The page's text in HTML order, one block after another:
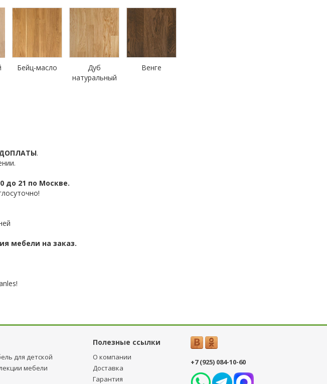
Бейц-масло
Дуб
натуральный
Венге
.
до 21 по Москве.
мебели на заказ.
Полезные ссылки
для детcкой
мебели
О компании
Доставка
Гарантия
+7 (925) 084-10-60